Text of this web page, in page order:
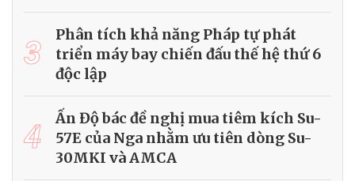
3
Phân tích khả năng Pháp tự phát
triển máy bay chiến đấu thế hệ thứ 6
độc lập
4
Ấn Độ bác đề nghị mua tiêm kích Su-
57E của Nga nhằm ưu tiên dòng Su-
30MKI và AMCA